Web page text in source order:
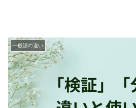
一般語の違い